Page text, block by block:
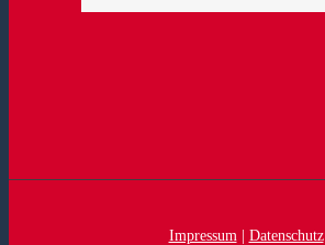
Impressum| Datenschutz